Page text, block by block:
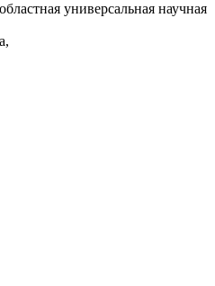
универсальная научная